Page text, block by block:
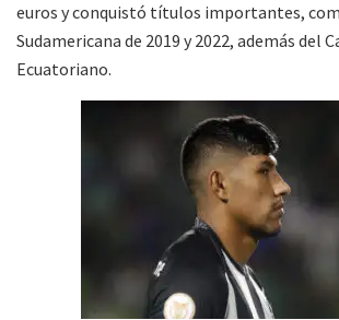
euros y conquistó títulos importantes,
Sudamericana de 2019 y 2022, además del
Ecuatoriano.